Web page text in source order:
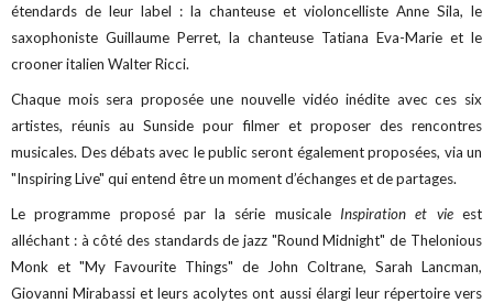
étendards de leur label : la chanteuse et violoncelliste Anne Sila, le
saxophoniste Guillaume Perret, la chanteuse Tatiana Eva-Marie et le
crooner italien Walter Ricci.
Chaque mois sera proposée une nouvelle vidéo inédite avec ces six
artistes, réunis au Sunside pour filmer et proposer des rencontres
musicales. Des débats avec le public seront également proposées, via un
"Inspiring Live" qui entend être un moment d’échanges et de partages.
Le programme proposé par la série musicale Inspiration et vieest
alléchant : à côté des standards de jazz "Round Midnight" de Thelonious
Monk et "My Favourite Things" de John Coltrane, Sarah Lancman,
Giovanni Mirabassi et leurs acolytes ont aussi élargi leur répertoire vers